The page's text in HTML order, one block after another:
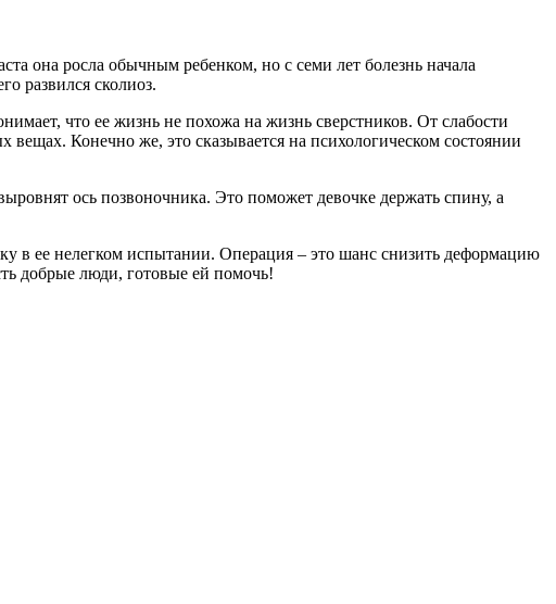
она росла обычным ребенком, но с семи лет болезнь начала
развился сколиоз.
что ее жизнь не похожа на жизнь сверстников. От слабости
Конечно же, это сказывается на психологическом состоянии
ось позвоночника. Это поможет девочке держать спину, а
в ее нелегком испытании. Операция – это шанс снизить деформацию
добрые люди, готовые ей помочь!